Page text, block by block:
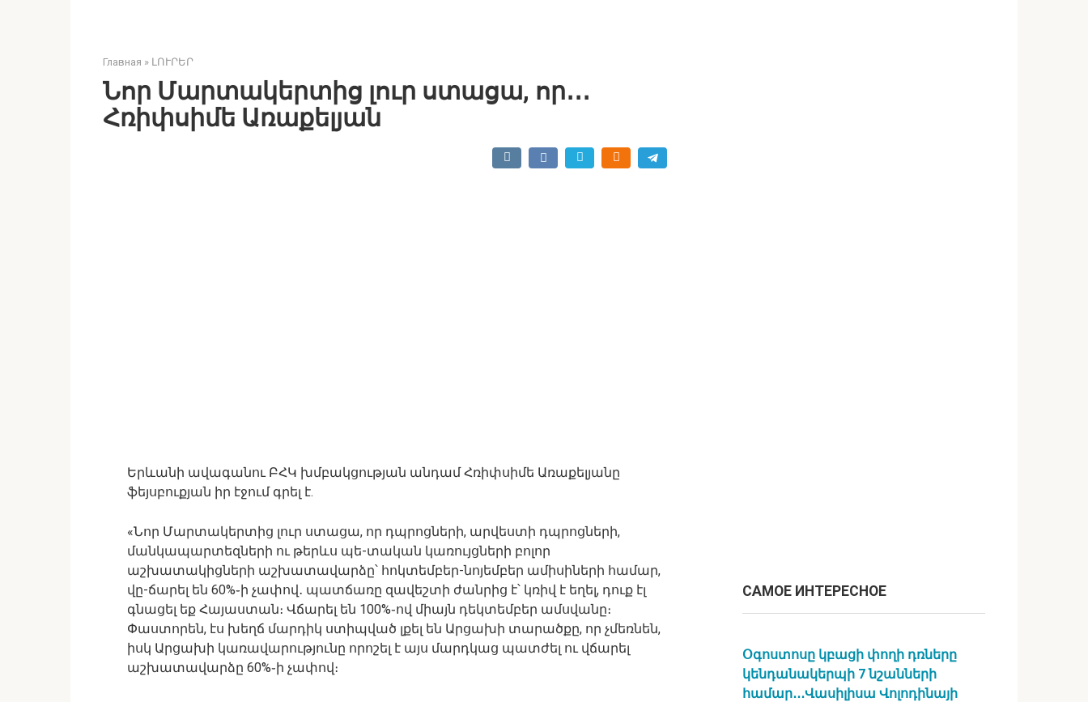
Главная » ԼՈՒՐԵՐ
Նոր Մարտակերտից լուր ստացա, որ․․․
Հռիփսիմե Առաքելյան
Երևանի ավագանու ԲՀԿ խմբակցության անդամ Հռիփսիմե Առաքելյանը
ֆեյսբուքյան իր էջում գրել է.
«Նոր Մարտակերտից լուր ստացա, որ դպրոցների, արվեստի դպրոցների,
մանկապարտեզների ու թերևս պե-տական կառույցների բոլոր
աշխատակիցների աշխատավարձը՝ հոկտեմբեր-նոյեմբեր ամիսիների համար,
վը-ճարել են 60%֊ի չափով․ պատճառը զավեշտի ժանրից է՝ կռիվ է եղել, դուք էլ
գնացել եք Հայաստան։ Վճարել են 100%֊ով միայն դեկտեմբեր ամսվանը։
Փաստորեն, էս խեղճ մարդիկ ստիպված լքել են Արցախի տարածքը, որ չմեռնեն,
իսկ Արցախի կառավարությունը որոշել է այս մարդկաց պատժել ու վճարել
աշխատավարձը 60%֊ի չափով։
САМОЕ ИНТЕРЕСНОЕ
Օգոստոսը կբացի փողի դռները
կենդանակերպի 7 նշանների
համար․․․Վասիլիսա Վոլոդինայի